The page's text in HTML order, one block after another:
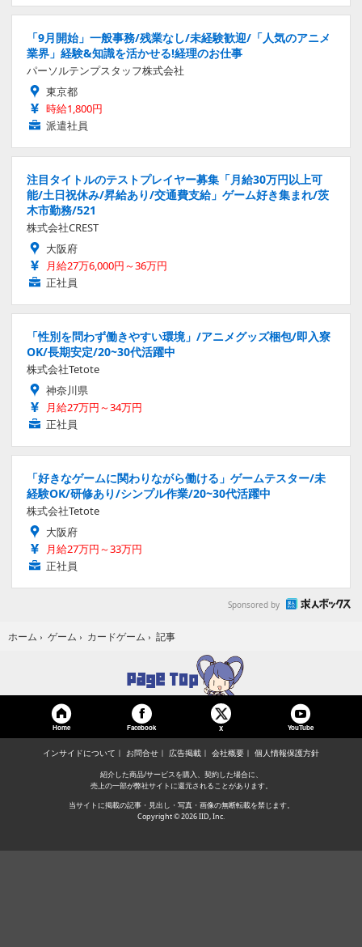
「9月開始」一般事務/残業なし/未経験歓迎/「人気のアニメ
業界」経験&知識を活かせる!経理のお仕事
パーソルテンプスタッフ株式会社
東京都
時給1,800円
派遣社員
注目タイトルのテストプレイヤー募集「月給30万円以上可
能/土日祝休み/昇給あり/交通費支給」ゲーム好き集まれ/茨
木市勤務/521
株式会社CREST
大阪府
月給27万6,000円～36万円
正社員
「性別を問わず働きやすい環境」/アニメグッズ梱包/即入寮
OK/長期安定/20~30代活躍中
株式会社Tetote
神奈川県
月給27万円～34万円
正社員
「好きなゲームに関わりながら働ける」ゲームテスター/未
経験OK/研修あり/シンプル作業/20~30代活躍中
株式会社Tetote
大阪府
月給27万円～33万円
正社員
Sponsored by
ホーム › ゲーム › カードゲーム › 記事
Home Facebook X YouTube
インサイドについて お問合せ 広告掲載 会社概要 個人情報保護方針
紹介した商品/サービスを購入、契約した場合に、
売上の一部が弊社サイトに還元されることがあります。
当サイトに掲載の記事・見出し・写真・画像の無断転載を禁じます。
Copyright © 2026 IID, Inc.